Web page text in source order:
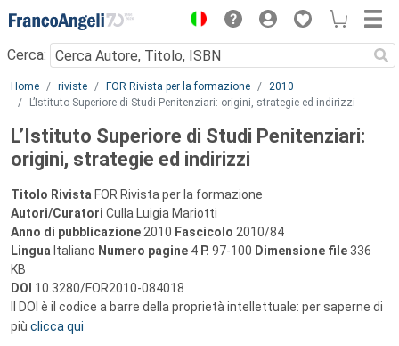
Menu
Cerca:
Main content
Home riviste FOR Rivista per la formazione
2010
L’Istituto Superiore di Studi Penitenziari: origini, strategie ed indirizzi
L’Istituto Superiore di Studi Penitenziari:
origini, strategie ed indirizzi
Titolo Rivista FOR Rivista per la formazione
Autori/Curatori Culla Luigia Mariotti
Anno di pubblicazione 2010 Fascicolo 2010/84
Lingua Italiano Numero pagine 4 P. 97-100 Dimensione file 336
KB
DOI 10.3280/FOR2010-084018
Il DOI è il codice a barre della proprietà intellettuale: per saperne di
più clicca qui